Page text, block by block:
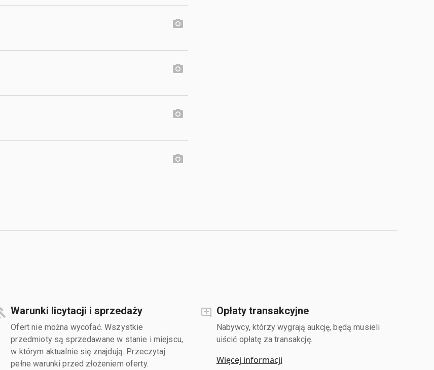
Warunki licytacji i sprzedaży
Ofert nie można wycofać. Wszystkie
przedmioty są sprzedawane w stanie i miejscu,
w którym aktualnie się znajdują. Przeczytaj
pełne warunki przed złożeniem oferty.
Opłaty transakcyjne
Nabywcy, którzy wygrają aukcję, będą musieli
uiścić opłatę za transakcję.
Więcej informacji